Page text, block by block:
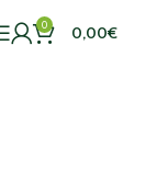
0 0,00€